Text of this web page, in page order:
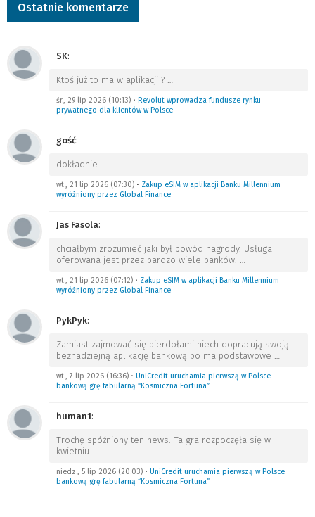
Ostatnie komentarze
SK:
Ktoś już to ma w aplikacji ? …
śr., 29 lip 2026 (10:13) • Revolut wprowadza fundusze rynku
prywatnego dla klientów w Polsce
gość:
dokładnie …
wt., 21 lip 2026 (07:30) • Zakup eSIM w aplikacji Banku Millennium
wyróżniony przez Global Finance
Jas Fasola:
chciałbym zrozumieć jaki był powód nagrody. Usługa
oferowana jest przez bardzo wiele banków. …
wt., 21 lip 2026 (07:12) • Zakup eSIM w aplikacji Banku Millennium
wyróżniony przez Global Finance
PykPyk:
Zamiast zajmować się pierdołami niech dopracują swoją
beznadziejną aplikację bankową bo ma podstawowe …
wt., 7 lip 2026 (16:36) • UniCredit uruchamia pierwszą w Polsce
bankową grę fabularną “Kosmiczna Fortuna”
human1:
Trochę spóźniony ten news. Ta gra rozpoczęła się w
kwietniu. …
niedz., 5 lip 2026 (20:03) • UniCredit uruchamia pierwszą w Polsce
bankową grę fabularną “Kosmiczna Fortuna”